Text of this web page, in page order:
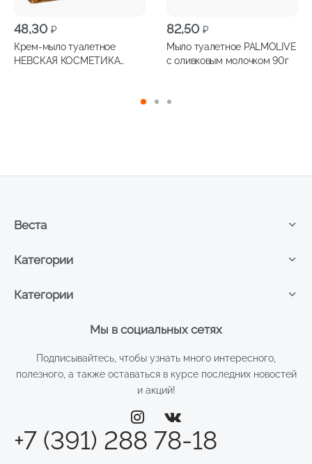
48,30 ₽
Крем-мыло туалетное
НЕВСКАЯ КОСМЕТИКА
82,50 ₽
Мыло туалетное PALMOLIVE
с оливковым молочком 90г
Мы в социальных сетях
Подписывайтесь, чтобы узнать много интересного,
полезного, а также оставаться в курсе последних новостей
и акций!
+7 (391) 288 78-18
Категории
Категории
Веста